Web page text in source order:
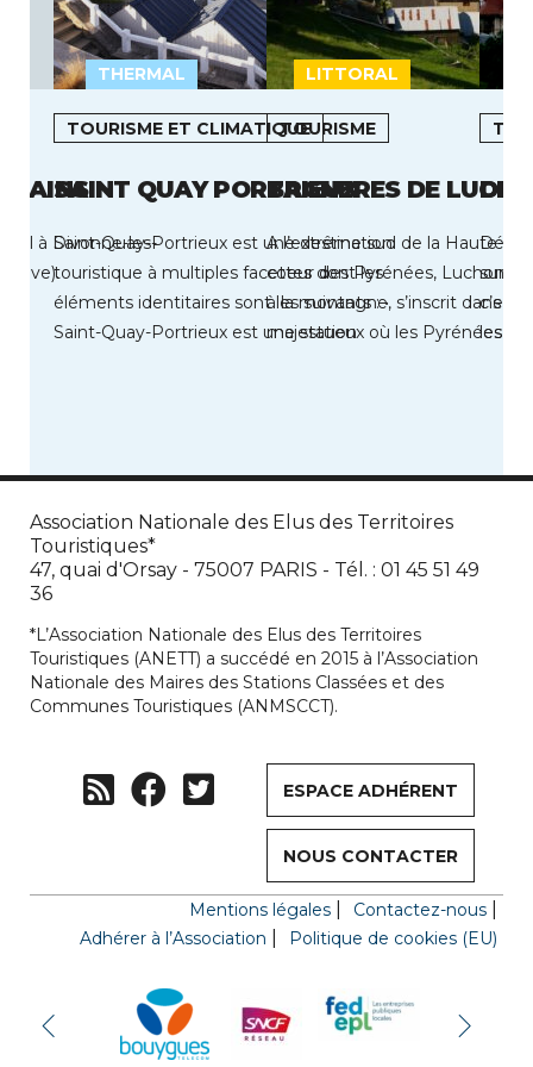
THERMAL
BAINS
à Divonne-les-
LITTORAL
TOURISME ET CLIMATIQUE
SAINT QUAY PORTRIEUX
Saint-Quay-Portrieux est une destination
touristique à multiples facettes dont les
éléments identitaires sont les suivants : •
Saint-Quay-Portrieux est une station
TOURISME
BAGNERES DE
A l’extrême sud de la Haute-
coeur des Pyrénées, Luchon,
à la montagne, s’inscrit dans
majestueux où les Pyrénées
sur
c’est
les
Association Nationale des Elus des Territoires
Touristiques*
47, quai d'Orsay - 75007 PARIS - Tél. : 01 45 51 49
36
*L’Association Nationale des Elus des Territoires
Touristiques (ANETT) a succédé en 2015 à l’Association
Nationale des Maires des Stations Classées et des
Communes Touristiques (ANMSCCT).
ESPACE ADHÉRENT
NOUS CONTACTER
Mentions légales
Contactez-nous
Adhérer à l’Association
Politique de cookies (EU)